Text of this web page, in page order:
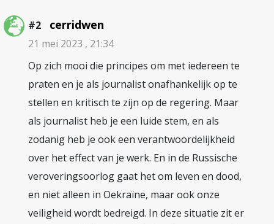
#2 cerridwen
21 mei 2023 , 21:34
Op zich mooi die principes om met iedereen te
praten en je als journalist onafhankelijk op te
stellen en kritisch te zijn op de regering. Maar
als journalist heb je een luide stem, en als
zodanig heb je ook een verantwoordelijkheid
over het effect van je werk. En in de Russische
veroveringsoorlog gaat het om leven en dood,
en niet alleen in Oekraïne, maar ook onze
veiligheid wordt bedreigd. In deze situatie zit er